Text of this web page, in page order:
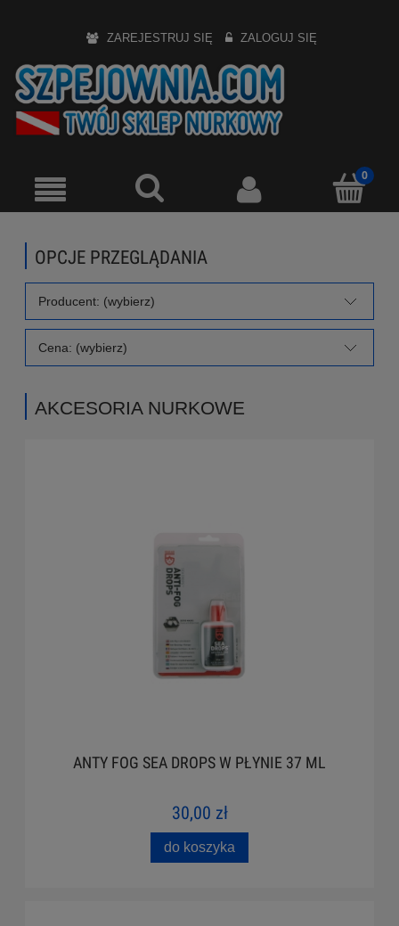
ZAREJESTRUJ SIĘ ZALOGUJ SIĘ
OPCJE PRZEGLĄDANIA
Producent: (wybierz)
Cena: (wybierz)
AKCESORIA NURKOWE
ANTY FOG SEA DROPS W PŁYNIE 37 ML
30,00 zł
do koszyka